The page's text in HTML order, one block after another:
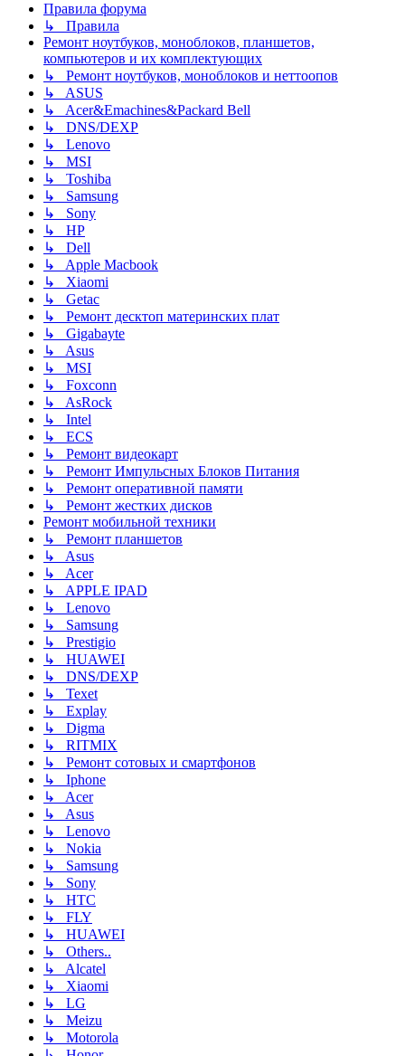
Правила форума
↳ Правила
Ремонт ноутбуков, моноблоков, планшетов,
компьютеров и их комплектующих
↳ Ремонт ноутбуков, моноблоков и неттоопов
↳ ASUS
↳ Acer&Emachines&Packard Bell
↳ DNS/DEXP
↳ Lenovo
↳ MSI
↳ Toshiba
↳ Samsung
↳ Sony
↳ HP
↳ Dell
↳ Apple Macbook
↳ Xiaomi
↳ Getac
↳ Ремонт десктоп материнских плат
↳ Gigabayte
↳ Asus
↳ MSI
↳ Foxconn
↳ AsRock
↳ Intel
↳ ECS
↳ Ремонт видеокарт
↳ Ремонт Импульсных Блоков Питания
↳ Ремонт оперативной памяти
↳ Ремонт жестких дисков
Ремонт мобильной техники
↳ Ремонт планшетов
↳ Asus
↳ Acer
↳ APPLE IPAD
↳ Lenovo
↳ Samsung
↳ Prestigio
↳ HUAWEI
↳ DNS/DEXP
↳ Texet
↳ Explay
↳ Digma
↳ RITMIX
↳ Ремонт сотовых и смартфонов
↳ Iphone
↳ Acer
↳ Asus
↳ Lenovo
↳ Nokia
↳ Samsung
↳ Sony
↳ HTC
↳ FLY
↳ HUAWEI
↳ Others..
↳ Alcatel
↳ Xiaomi
↳ LG
↳ Meizu
↳ Motorola